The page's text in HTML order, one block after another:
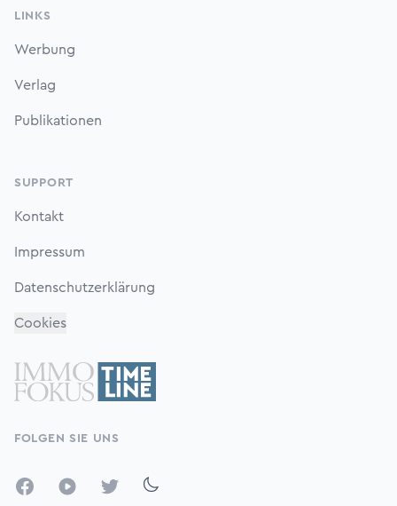
LINKS
Werbung
Verlag
Publikationen
SUPPORT
Kontakt
Impressum
Datenschutzerklärung
Cookies
FOLGEN SIE UNS
FacebookYouTubeTwitter